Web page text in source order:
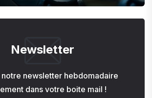
Newsletter
newsletter hebdomadaire
dans votre boite mail !